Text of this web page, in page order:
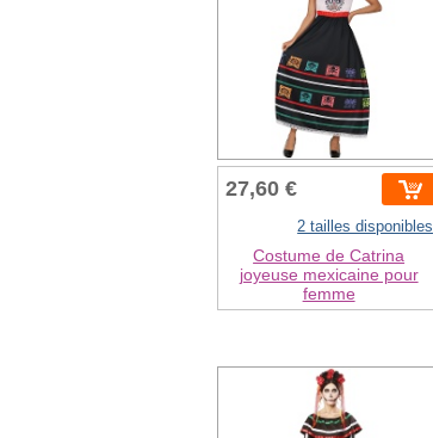
27,60 €
2 tailles disponibles
Costume de Catrina
joyeuse mexicaine pour
femme